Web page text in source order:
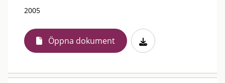
2005
Öppna dokument